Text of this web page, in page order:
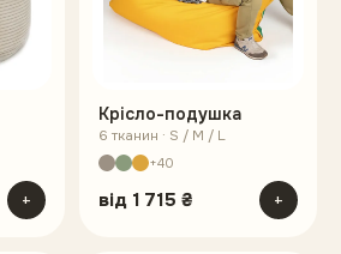
+
Крісло-подушка
6 тканин · S / M / L
+40
від 1 715 ₴ +